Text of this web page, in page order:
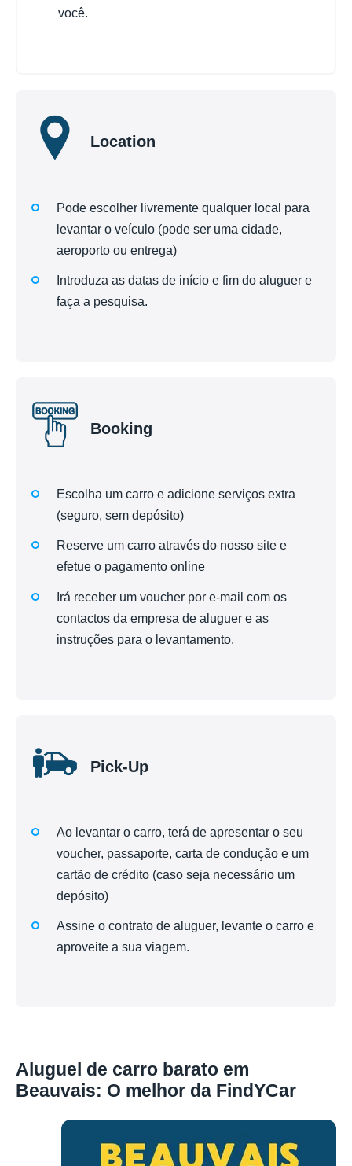
você.
Location
Pode escolher livremente qualquer local para
levantar o veículo (pode ser uma cidade,
aeroporto ou entrega)
Introduza as datas de início e fim do aluguer e
faça a pesquisa.
Booking
Escolha um carro e adicione serviços extra
(seguro, sem depósito)
Reserve um carro através do nosso site e
efetue o pagamento online
Irá receber um voucher por e-mail com os
contactos da empresa de aluguer e as
instruções para o levantamento.
Pick-Up
Ao levantar o carro, terá de apresentar o seu
voucher, passaporte, carta de condução e um
cartão de crédito (caso seja necessário um
depósito)
Assine o contrato de aluguer, levante o carro e
aproveite a sua viagem.
Aluguel de carro barato em
Beauvais: O melhor da FindYCar